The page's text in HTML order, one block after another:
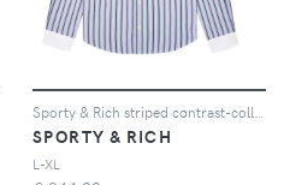
SPORTY & RICH
L-XL